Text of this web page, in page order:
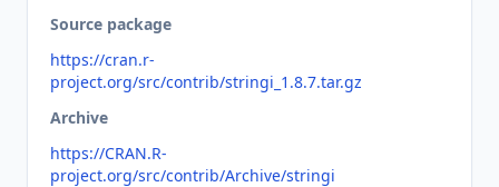
Source package
https://cran.r-
project.org/src/contrib/stringi_1.8.7.tar.gz
Archive
https://CRAN.R-
project.org/src/contrib/Archive/stringi